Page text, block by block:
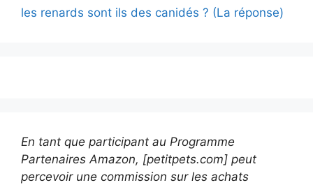
les renards sont ils des canidés ? (La réponse)
En tant que participant au Programme
Partenaires Amazon, [petitpets.com] peut
percevoir une commission sur les achats